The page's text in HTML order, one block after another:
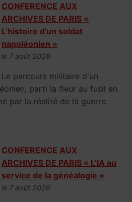
CONFERENCE AUX
ARCHIVES DE PARIS «
L’histoire d’un soldat
napoléonien »
le 7 août 2026
Le parcours militaire d'un
parti la fleur au fusil en
par la réalité de la guerre.
CONFERENCE AUX
ARCHIVES DE PARIS « L’IA au
service de la généalogie »
le 7 août 2026